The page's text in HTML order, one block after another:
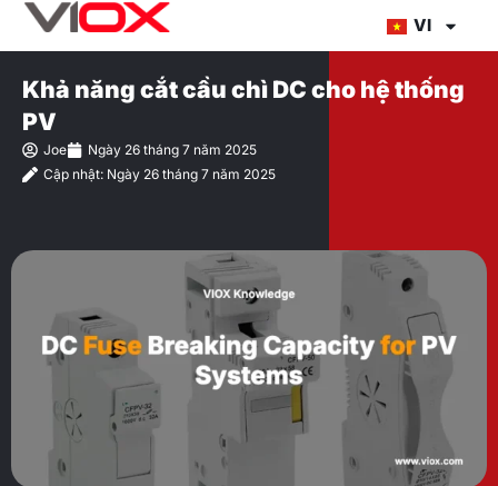
Chuyển
dung
VI
Khả năng cắt cầu chì DC cho hệ thống
PV
Joe
Ngày 26 tháng 7 năm 2025
Cập nhật: Ngày 26 tháng 7 năm 2025